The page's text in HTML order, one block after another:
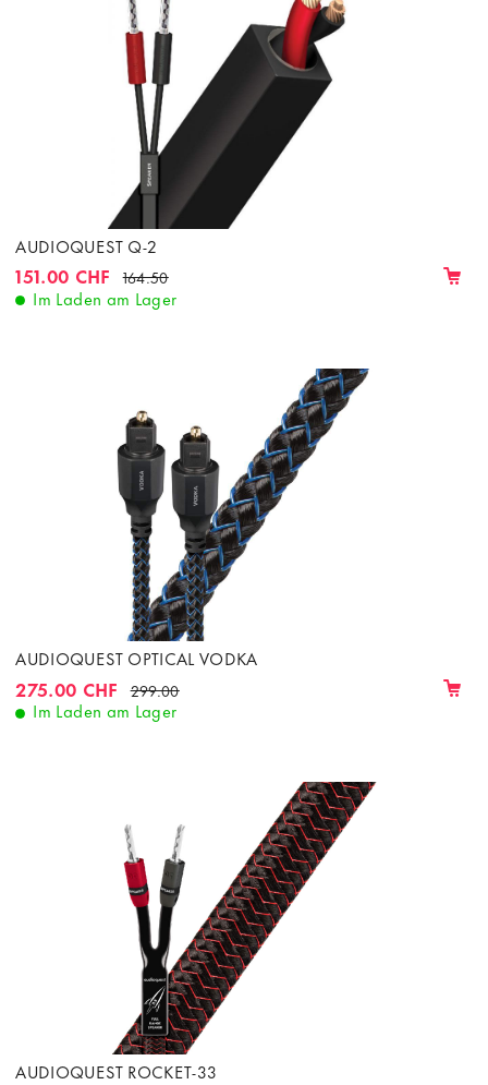
AUDIOQUEST Q-2
151.00 CHF 164.50
Im Laden am Lager
AUDIOQUEST OPTICAL VODKA
275.00 CHF 299.00
Im Laden am Lager
AUDIOQUEST ROCKET-33